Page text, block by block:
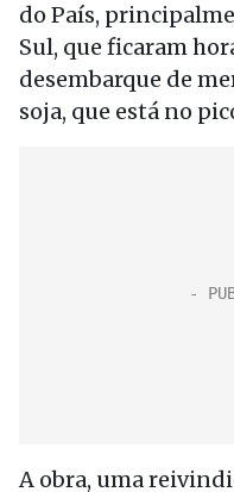
do País,
Sul, que ficaram
desembarque de
soja, que está no
A obra, uma